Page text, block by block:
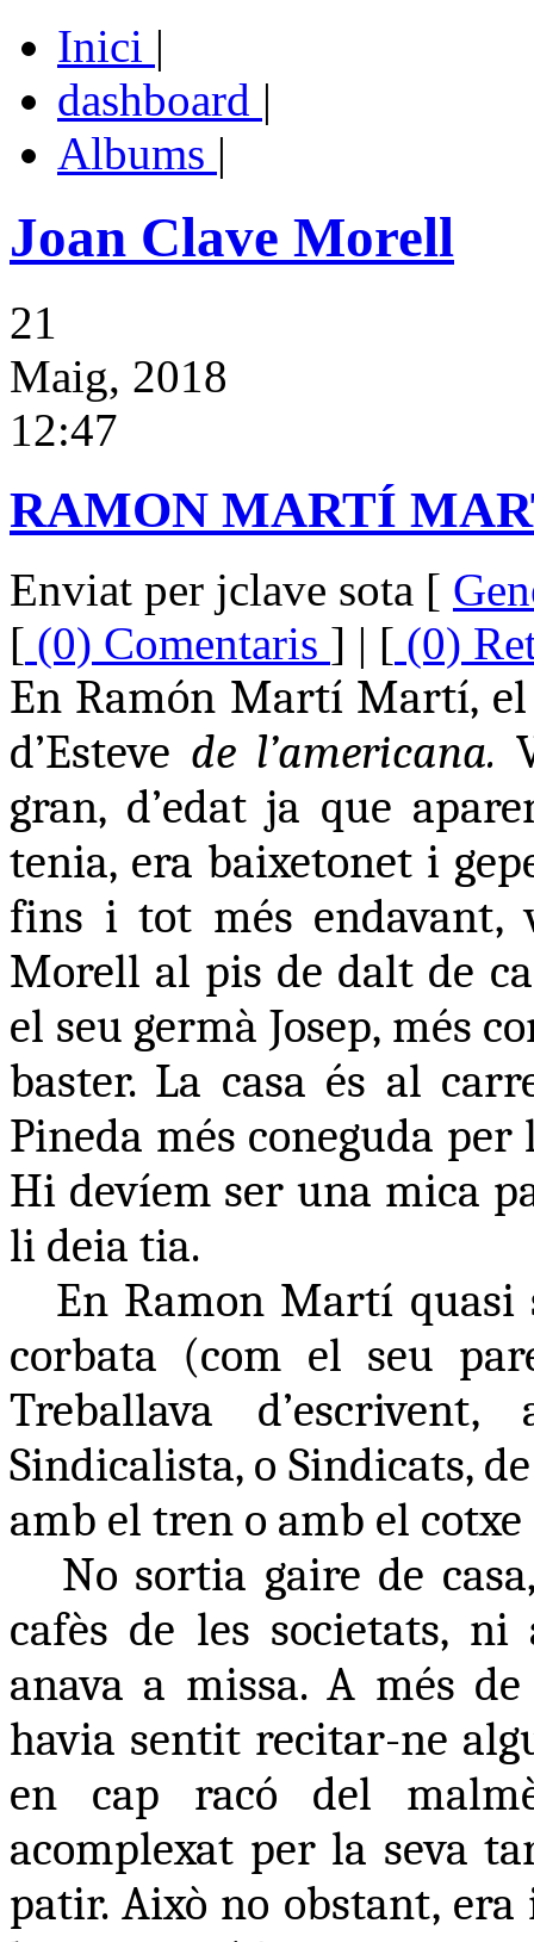
Inici |
dashboard |
Albums |
Joan Clave Morell
21
Maig, 2018
12:47
RAMON MARTÍ
Enviat per jclave sota [
[ (0) Comentaris ] | [ (0)
En Ramón Martí Martí,
d’Esteve de l’americana.
gran, d’edat ja que
tenia, era baixetonet i
fins i tot més
Morell al pis de dalt de
el seu germà Josep, més
baster. La casa és al
Pineda més coneguda
Hi devíem ser una mica
li deia tia.
En Ramon Martí quasi
corbata (com el seu
Treballava
Sindicalista, o Sindicats,
amb el tren o amb el
No sortia gaire de
cafès de les societats,
anava a missa. A més
havia sentit recitar-ne
en cap racó del
acomplexat per la seva
patir. Això no obstant,